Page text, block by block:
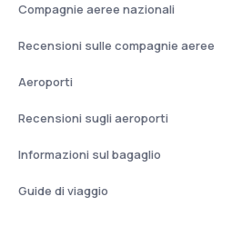
Compagnie aeree nazionali
Recensioni sulle compagnie aeree
Aeroporti
Recensioni sugli aeroporti
Informazioni sul bagaglio
Guide di viaggio